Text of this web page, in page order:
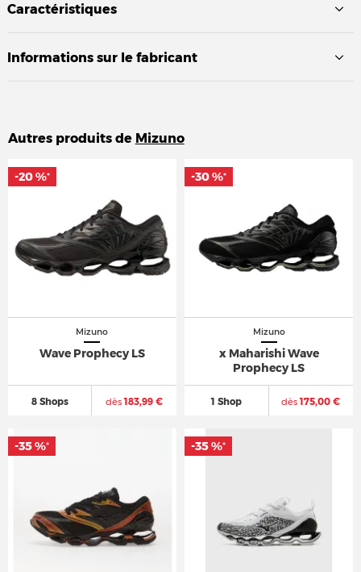
Caractéristiques
Informations sur le fabricant
Autres produits de Mizuno
Mizuno
Wave Prophecy LS
8 Shops dès183,99 €
-20 %*
-20 %*
Mizuno
x Maharishi Wave
Prophecy LS
1 Shop dès175,00 €
-30 %*
-30 %*
-35 %*
-35 %* -35 %*
-35 %*